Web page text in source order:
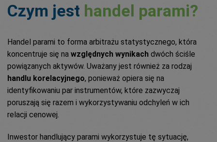
Czym jest handel parami?
Handel parami to forma arbitrażu statystycznego, która
koncentruje się na względnych wynikach dwóch ściśle
powiązanych aktywów. Uważany jest również za rodzaj
handlu korelacyjnego, ponieważ opiera się na
identyfikowaniu par instrumentów, które zazwyczaj
poruszają się razem i wykorzystywaniu odchyleń w ich
relacji cenowej.
Inwestor handlujący parami wykorzystuje tę sytuację,